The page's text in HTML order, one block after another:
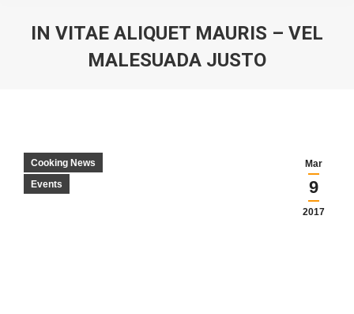
IN VITAE ALIQUET MAURIS – VEL
MALESUADA JUSTO
Mar
9
2017
Cooking News
Events